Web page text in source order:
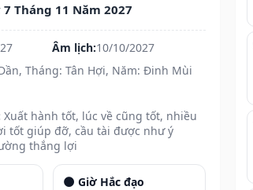
Tháng 11 Năm 2027
Âm lịch:10/10/2027
Tháng: Tân Hợi, Năm: Đinh Mùi
Xuất hành tốt, lúc về cũng tốt, nhiều
tốt giúp đỡ, cầu tài được như ý
thắng lợi
🌑 Giờ Hắc đạo